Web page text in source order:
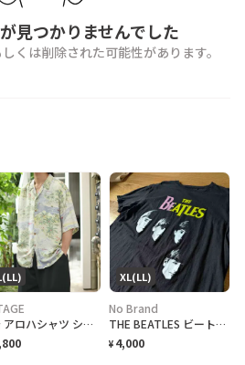
見つかりませんでした
くは削除された可能性があります。
古着 アロハシャツ シルクシャツ レーヨンシャツ 柄シャツ 総柄シャツ
XL(LL)
No Brand
THE BEATLES ビートルズ バンドTシャツ
¥ 4,000